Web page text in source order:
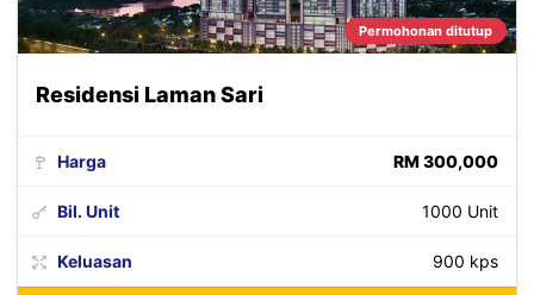
Permohonan ditutup
Residensi Laman Sari
Harga RM 300,000
Bil. Unit 1000 Unit
Keluasan 900 kps